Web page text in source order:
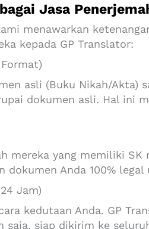
Jasa
menawarkan
kepada GP Translator:
asli (Buku Nikah/Akta)
dokumen asli. Hal ini
mereka yang memiliki
Anda 100%
Jam)
kedutaan Anda. GP
saja, siap dikirim ke